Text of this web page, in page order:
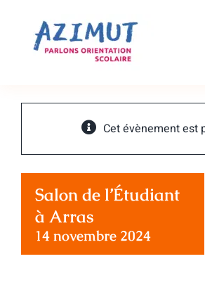
contenu
Cet évènement est
Salon de l’Étudiant
à Arras
14 novembre 2024